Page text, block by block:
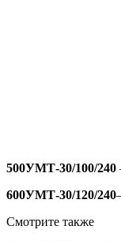
500УМТ-30/100/240
600УМТ-30/120/240
Смотрите также